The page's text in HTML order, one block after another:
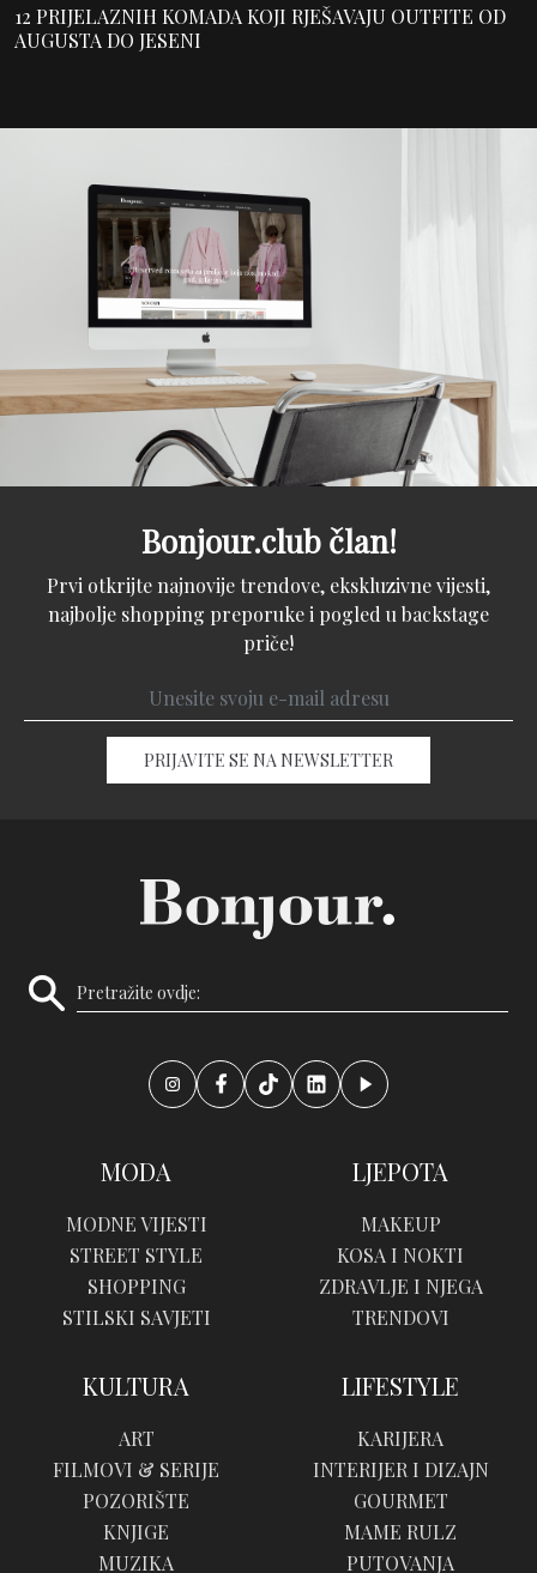
12 PRIJELAZNIH KOMADA KOJI RJEŠAVAJU OUTFITE OD
AUGUSTA DO JESENI
Bonjour.club član!
Prvi otkrijte najnovije trendove, ekskluzivne vijesti,
najbolje shopping preporuke i pogled u backstage
priče!
PRIJAVITE SE NA NEWSLETTER
MODA
MODNE VIJESTI
STREET STYLE
SHOPPING
STILSKI SAVJETI
LJEPOTA
MAKEUP
KOSA I NOKTI
ZDRAVLJE I NJEGA
TRENDOVI
KULTURA
ART
FILMOVI & SERIJE
POZORIŠTE
KNJIGE
MUZIKA
LIFESTYLE
KARIJERA
INTERIJER I DIZAJN
GOURMET
MAME RULZ
PUTOVANJA